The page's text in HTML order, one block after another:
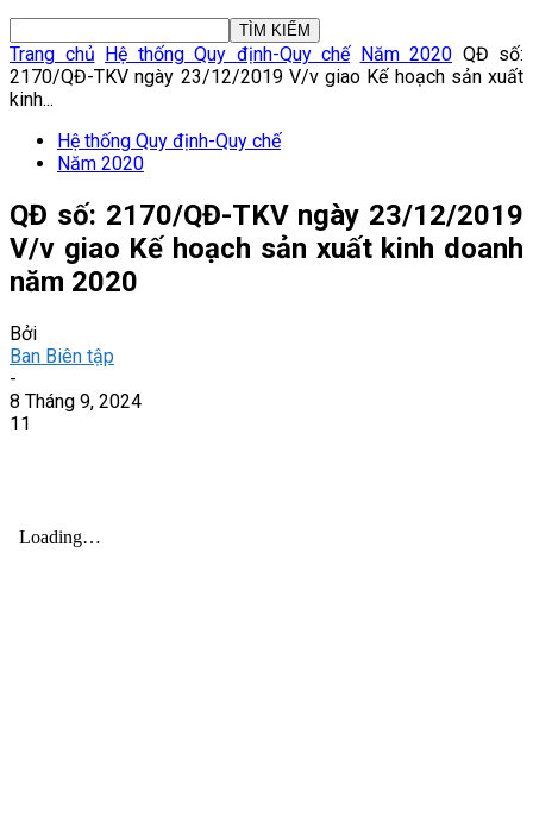
Trang chủ Hệ thống Quy định-Quy chế Năm 2020 QĐ số:
2170/QĐ-TKV ngày 23/12/2019 V/v giao Kế hoạch sản xuất
kinh...
Hệ thống Quy định-Quy chế
Năm 2020
QĐ số: 2170/QĐ-TKV ngày 23/12/2019
V/v giao Kế hoạch sản xuất kinh doanh
năm 2020
Bởi
Ban Biên tập
-
8 Tháng 9, 2024
11